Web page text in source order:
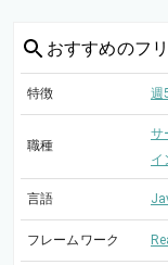
おすすめのフ
特徴 週
職種
サ
イ
言語
フレームワーク